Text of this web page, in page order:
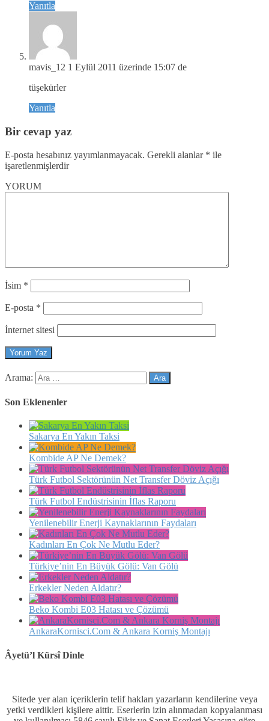
Yanıtla
mavis_12 1 Eylül 2011 üzerinde 15:07 de
tüşekürler
Yanıtla
Bir cevap yaz
E-posta hesabınız yayımlanmayacak. Gerekli alanlar * ile
işaretlenmişlerdir
YORUM
İsim *
E-posta *
İnternet sitesi
Arama:
Son Eklenenler
Sakarya En Yakın Taksi
Kombide AP Ne Demek?
Türk Futbol Sektörünün Net Transfer Döviz Açığı
Türk Futbol Endüstrisinin İflas Raporu
Yenilenebilir Enerji Kaynaklarının Faydaları
Kadınları En Çok Ne Mutlu Eder?
Türkiye’nin En Büyük Gölü: Van Gölü
Erkekler Neden Aldatır?
Beko Kombi E03 Hatası ve Çözümü
AnkaraKornisci.Com & Ankara Korniş Montajı
Âyetü’l Kürsî Dinle
Sitede yer alan içeriklerin telif hakları yazarların kendilerine veya
yetki verdikleri kişilere aittir. Eserlerin izin alınmadan kopyalanması